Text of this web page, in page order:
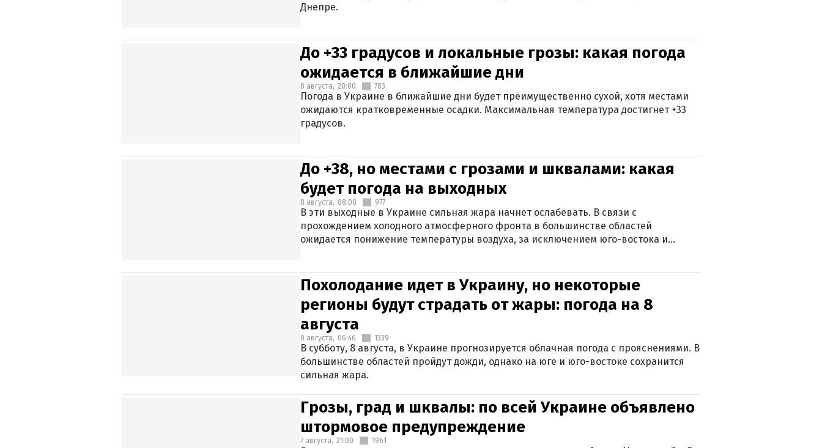
Днепре.
До +33 градусов и локальные грозы: какая погода
ожидается в ближайшие дни
8 августа, 20:00 783
Погода в Украине в ближайшие дни будет преимущественно сухой, хотя местами
ожидаются кратковременные осадки. Максимальная температура достигнет +33
градусов.
До +38, но местами с грозами и шквалами: какая
будет погода на выходных
8 августа, 08:00 977
В эти выходные в Украине сильная жара начнет ослабевать. В связи с
прохождением холодного атмосферного фронта в большинстве областей
ожидается понижение температуры воздуха, за исключением юго-востока и
Похолодание идет в Украину, но некоторые
регионы будут страдать от жары: погода на 8
августа
8 августа, 06:46 1339
В субботу, 8 августа, в Украине прогнозируется облачная погода с прояснениями. В
большинстве областей пройдут дожди, однако на юге и юго-востоке сохранится
сильная жара.
Грозы, град и шквалы: по всей Украине объявлено
штормовое предупреждение
7 августа, 21:00 1961